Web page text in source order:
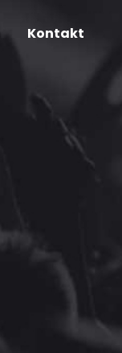
Kontakt